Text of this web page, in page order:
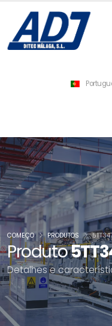
Produto
Detalhes e
COMEÇO PRODUTOS